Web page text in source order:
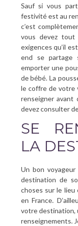
Sauf si vous
festivité est au
c’est
vous devez tout
exigences qu’il
end se partage
emporter une
de bébé. La
le coffre de votre
renseigner avant
devez consulter
SE
LA
Un bon
destination de
choses sur le
en France.
votre destination,
renseignements.